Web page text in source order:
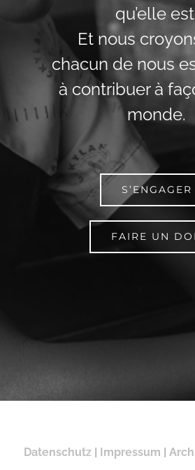
qu’elle
Et nous
chacun de nous
à contribuer à
monde.
S’ENGAGER
FAIRE UN
Datenschutz| Impressum